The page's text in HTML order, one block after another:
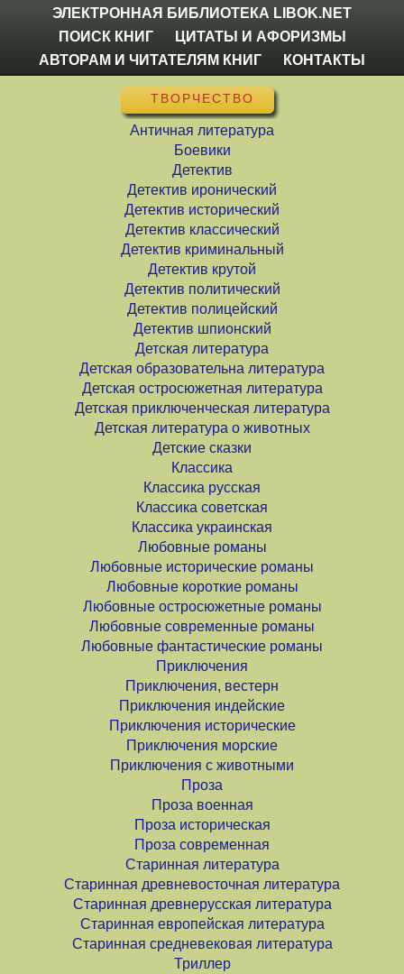
ЭЛЕКТРОННАЯ БИБЛИОТЕКА LIBOK.NET
ПОИСК КНИГ
ЦИТАТЫ И АФОРИЗМЫ
АВТОРАМ И ЧИТАТЕЛЯМ КНИГ
КОНТАКТЫ
ТВОРЧЕСТВО
Античная литература
Боевики
Детектив
Детектив иронический
Детектив исторический
Детектив классический
Детектив криминальный
Детектив крутой
Детектив политический
Детектив полицейский
Детектив шпионский
Детская литература
Детская образовательна литература
Детская остросюжетная литература
Детская приключенческая литература
Детская литература о животных
Детские сказки
Классика
Классика русская
Классика советская
Классика украинская
Любовные романы
Любовные исторические романы
Любовные короткие романы
Любовные остросюжетные романы
Любовные современные романы
Любовные фантастические романы
Приключения
Приключения, вестерн
Приключения индейские
Приключения исторические
Приключения морские
Приключения с животными
Проза
Проза военная
Проза историческая
Проза современная
Старинная литература
Старинная древневосточная литература
Старинная древнерусская литература
Старинная европейская литература
Старинная средневековая литература
Триллер